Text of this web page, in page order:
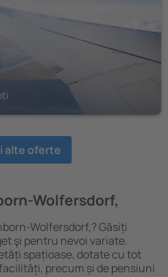
alte oferte
Wolfersdorf,
Wolfersdorf,? Găsiți
şi pentru nevoi variate.
spațioase, dotate cu tot
precum și de pensiuni